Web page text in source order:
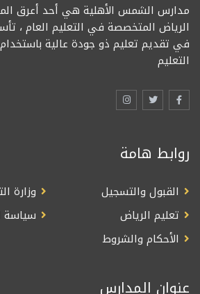
مدارس الشمس الأهلية هي أحد أعرق
في تقديم تعليم ذو جودة عالية
التعليم
روابط هامة
القبول والتسجيل
وزارة
تعليم الرياض
سياسة
الأحكام والشروط
عنوان المدارس